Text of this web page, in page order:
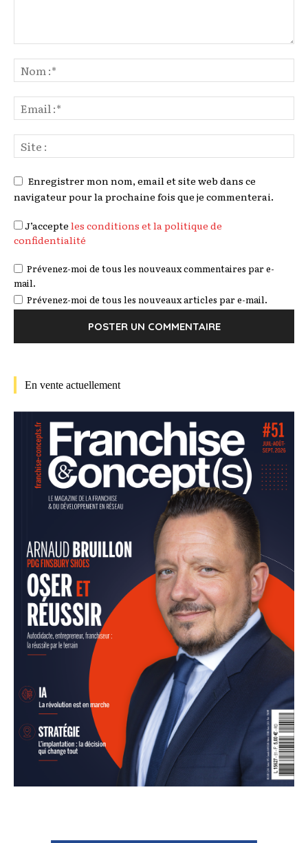
Enregistrer mon nom, email et site web dans ce
navigateur pour la prochaine fois que je commenterai.
J’accepte les conditions et la politique de
confidentialité
Prévenez-moi de tous les nouveaux commentaires par e-
mail.
Prévenez-moi de tous les nouveaux articles par e-mail.
En vente actuellement